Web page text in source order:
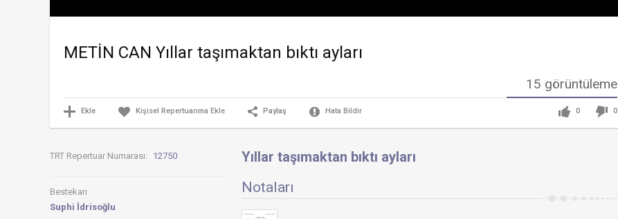
METİN CAN Yıllar taşımaktan bıktı ayları
15 görüntüleme
Ekle Kişisel Repertuarıma Ekle Paylaş Hata Bildir 0 0
TRT Repertuar Numarası: 12750
Bestekarı
Suphi İdrisoğlu
Yıllar taşımaktan bıktı ayları
Notaları